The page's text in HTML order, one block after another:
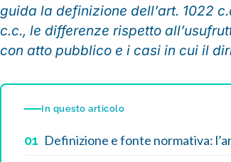
guida la definizione dell’art. 1022
c.c., le differenze rispetto
con atto pubblico e i casi in cui il
In questo articolo
01 Definizione e fonte normativa: